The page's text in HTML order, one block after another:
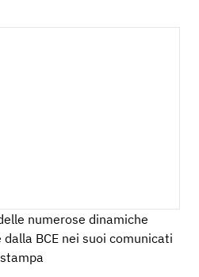
numerose dinamiche
BCE nei suoi comunicati
stampa